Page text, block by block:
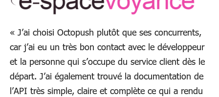
« J’ai choisi Octopush plutôt que ses concurrents,
car j’ai eu un très bon contact avec le développeur
et la personne qui s’occupe du service client dès le
départ. J’ai également trouvé la documentation de
l’API très simple, claire et complète ce qui a rendu